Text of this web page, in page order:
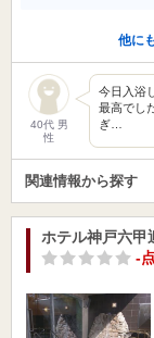
他に
40代 男
性
今日入浴
最高でし
ぎ…
関連情報から探す
ホテル神戸六甲
-